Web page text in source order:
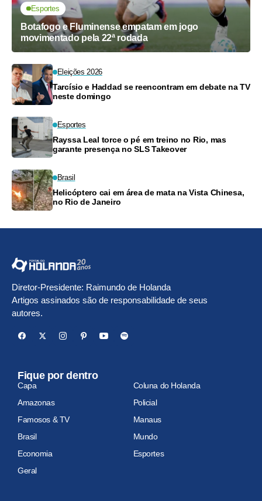
Esportes
Botafogo e Fluminense empatam em jogo
movimentado pela 22ª rodada
Eleições 2026
Tarcísio e Haddad se reencontram em debate na TV
neste domingo
Esportes
Rayssa Leal torce o pé em treino no Rio, mas
garante presença no SLS Takeover
Brasil
Helicóptero cai em área de mata na Vista Chinesa,
no Rio de Janeiro
Diretor-Presidente: Raimundo de Holanda
Artigos assinados são de responsabilidade de seus
autores.
Fique por dentro
Capa
Coluna do Holanda
Amazonas
Policial
Famosos & TV
Manaus
Brasil
Mundo
Economia
Esportes
Geral